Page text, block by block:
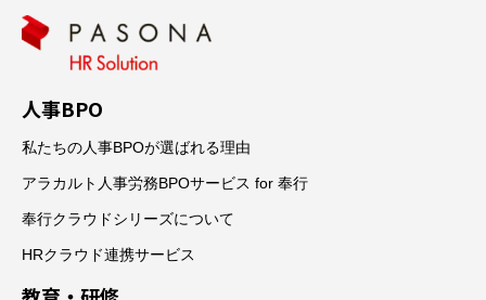
人事BPO
私たちの人事BPOが選ばれる理由
アラカルト人事労務BPOサービス for 奉行
奉行クラウドシリーズについて
HRクラウド連携サービス